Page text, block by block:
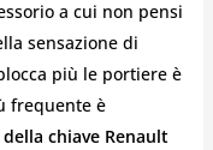
a cui non pensi
sensazione di
più le portiere è
frequente è
chiave Renault